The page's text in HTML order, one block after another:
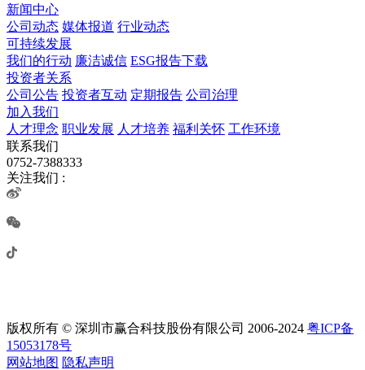
新闻中心
公司动态 媒体报道 行业动态
可持续发展
我们的行动 廉洁诚信 ESG报告下载
投资者关系
公司公告 投资者互动 定期报告 公司治理
加入我们
人才理念 职业发展 人才培养 福利关怀 工作环境
联系我们
0752-7388333
关注我们 :
版权所有 © 深圳市赢合科技股份有限公司 2006-2024 粤ICP备
15053178号
网站地图 隐私声明